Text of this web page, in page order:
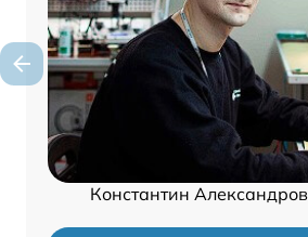
Константин